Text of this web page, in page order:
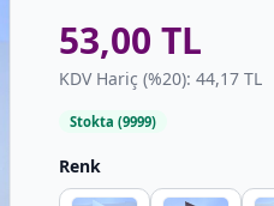
53,00 TL
KDV Hariç (%20): 44,17 TL
Stokta (9999)
Renk